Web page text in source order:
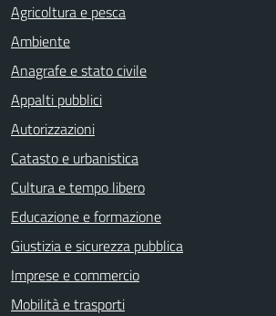
Agricoltura e pesca
Ambiente
Anagrafe e stato civile
Appalti pubblici
Autorizzazioni
Catasto e urbanistica
Cultura e tempo libero
Educazione e formazione
Giustizia e sicurezza pubblica
Imprese e commercio
Mobilità e trasporti